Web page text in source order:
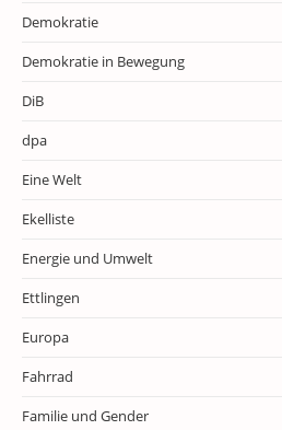
Demokratie
Demokratie in Bewegung
DiB
dpa
Eine Welt
Ekelliste
Energie und Umwelt
Ettlingen
Europa
Fahrrad
Familie und Gender